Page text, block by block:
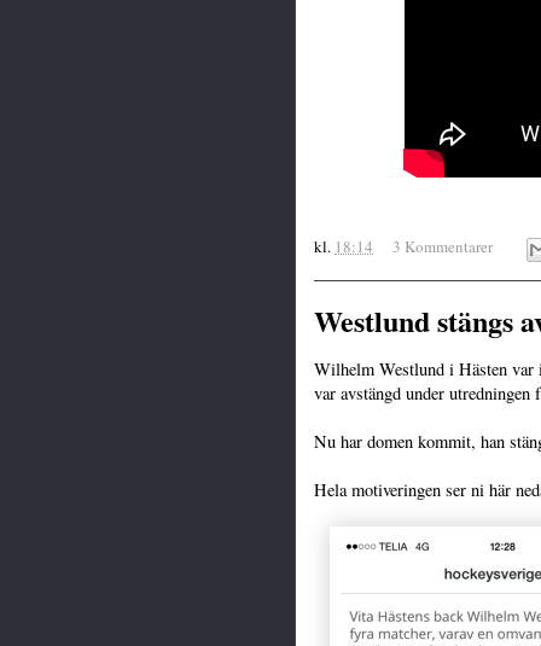
kl. 18:14 3 Kommentarer
Westlund stängs
Wilhelm Westlund i Hästen var
var avstängd under
Nu har domen kommit, han
Hela motiveringen ser ni här